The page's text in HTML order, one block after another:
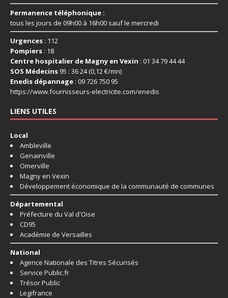
Permanence téléphonique :
tous les jours de 09h00 à 16h00 sauf le mercredi
Urgences : 112
Pompiers : 18
Centre hospitalier de Magny en Vexin : 01 34 79 44 44
SOS Médecins 95 : 36 24 (0,12 €/mn)
Enedis dépannage : 09 726 750 95
https://www.fournisseurs-electricite.com/enedis
LIENS UTILES
Local
Ambleville
Genainville
Omerville
Magny en Vexin
Développement économique de la communauté de communes
Départemental
Préfecture du Val d'Oise
CD95
Académie de Versailles
National
Agence Nationale des Titres Sécurisés
Service Public.fr
Trésor Public
Legifrance